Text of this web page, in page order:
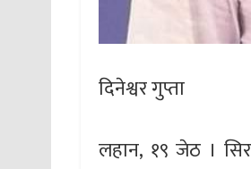
दिनेश्वर गुप्ता
लहान, १९ जेठ ।